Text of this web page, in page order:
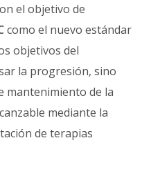
el objetivo de
como el nuevo estándar
objetivos del
la progresión, sino
mantenimiento de la
mediante la
de terapias